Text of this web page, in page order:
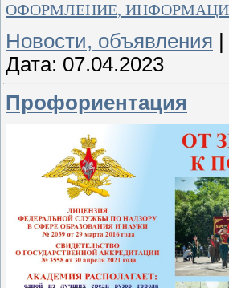
ОФОРМЛЕНИЕ,
Новости, объявления
Дата: 07.04.2023
Профориентация